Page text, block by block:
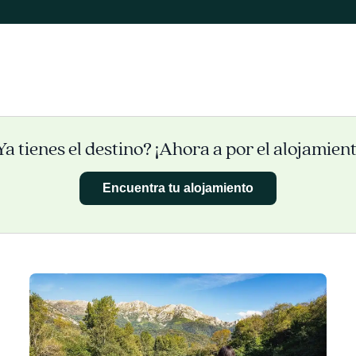
tienes el destino? ¡Ahora a por el
Encuentra tu alojamiento